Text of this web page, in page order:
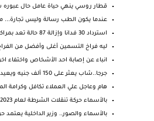
قطار روسي ينهي حياة عامل حال عبوره
عندما يكون الطب رسالة وليس
استرداد 30 فدانا وإزالة 87 حالة تعد بمراكز المنيا
ليه فراخ التسمين أغلى وأفضل من
انباء عن إصابة احد الأشخاص واختفاء اخر
جرجا..شاب يعثر على 150 ألف جنيه ويعيدها لصاحبها بس...
هام وعاجل علي العملاء تكافل وكرامة
بالأسماء حركة تنقلات الشرطة لعام 2023 كاملة
بالأسماء والصور.. وزير الداخلية يعتمد